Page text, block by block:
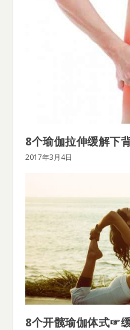
8个瑜伽拉伸缓解下
2017年3月4日
8个开髋瑜伽体式☞